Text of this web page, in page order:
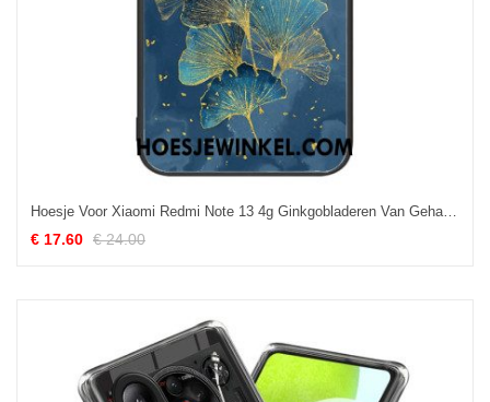
Hoesje Voor Xiaomi Redmi Note 13 4g Ginkgobladeren Van Gehard Glas
€ 17.60 € 24.00